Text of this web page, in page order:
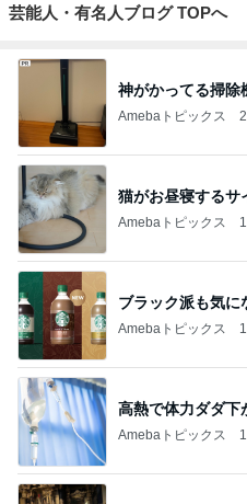
芸能人・有名人ブログ TOPへ
神がかってる掃除
Amebaトピックス
猫がお昼寝するサ
Amebaトピックス
ブラック派も気に
Amebaトピックス
高熱で体力ダダ下
Amebaトピックス